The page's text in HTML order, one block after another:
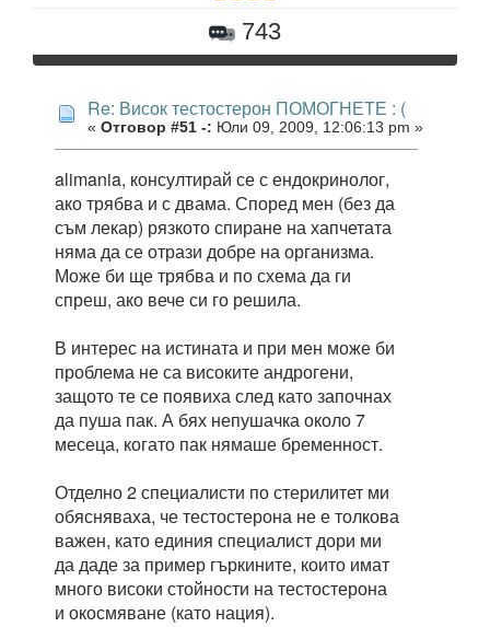
743
Re: Висок тестостерон ПОМОГНЕТЕ : (
« Отговор #51 -: Юли 09, 2009, 12:06:13 pm »
alimania, консултирай се с ендокринолог,
ако трябва и с двама. Според мен (без да
съм лекар) рязкото спиране на хапчетата
няма да се отрази добре на организма.
Може би ще трябва и по схема да ги
спреш, ако вече си го решила.
В интерес на истината и при мен може би
проблема не са високите андрогени,
защото те се появиха след като започнах
да пуша пак. А бях непушачка около 7
месеца, когато пак нямаше бременност.
Отделно 2 специалисти по стерилитет ми
обясняваха, че тестостерона не е толкова
важен, като единия специалист дори ми
да даде за пример гъркините, които имат
много високи стойности на тестостерона
и окосмяване (като нация).